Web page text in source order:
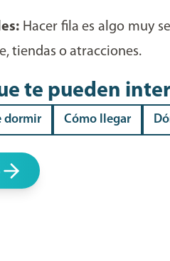
Hacer fila es algo muy
tiendas o atracciones.
te pueden
dormir Cómo llegar